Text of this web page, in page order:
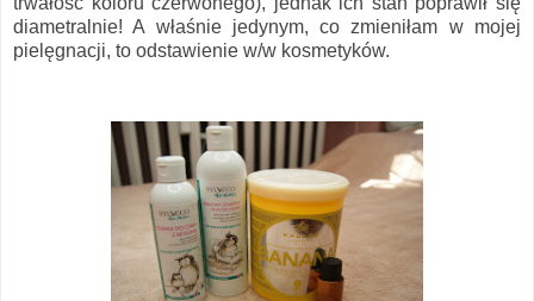
diametralnie! A właśnie jedynym, co zmieniłam w mojej
pielęgnacji, to odstawienie w/w kosmetyków.